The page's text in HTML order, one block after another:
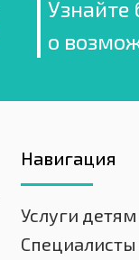
о
Навигация
Услуги детям
Специалисты